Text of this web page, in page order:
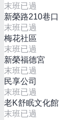
末班已過
新榮路210巷口
末班已過
梅花社區
末班已過
新榮福德宮
末班已過
民享公司
末班已過
老K舒眠文化館
末班已過